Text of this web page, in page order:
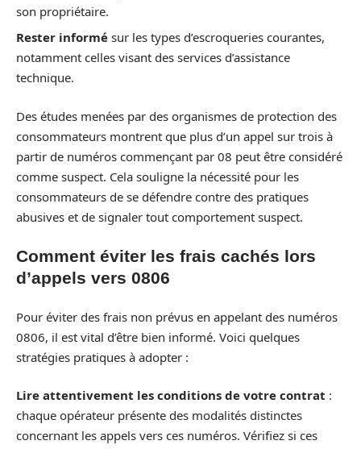
son propriétaire.
Rester informé sur les types d’escroqueries courantes,
notamment celles visant des services d’assistance
technique.
Des études menées par des organismes de protection des
consommateurs montrent que plus d’un appel sur trois à
partir de numéros commençant par 08 peut être considéré
comme suspect. Cela souligne la nécessité pour les
consommateurs de se défendre contre des pratiques
abusives et de signaler tout comportement suspect.
Comment éviter les frais cachés lors
d’appels vers 0806
Pour éviter des frais non prévus en appelant des numéros
0806, il est vital d’être bien informé. Voici quelques
stratégies pratiques à adopter :
Lire attentivement les conditions de votre contrat :
chaque opérateur présente des modalités distinctes
concernant les appels vers ces numéros. Vérifiez si ces